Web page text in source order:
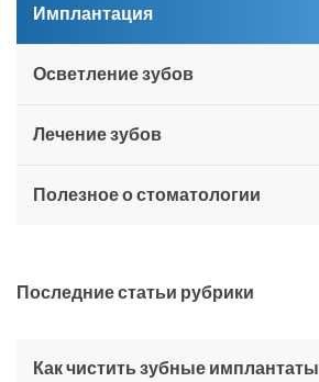
Имплантация
Осветление зубов
Лечение зубов
Полезное о стоматологии
Последние статьи рубрики
Как чистить зубные имплантаты